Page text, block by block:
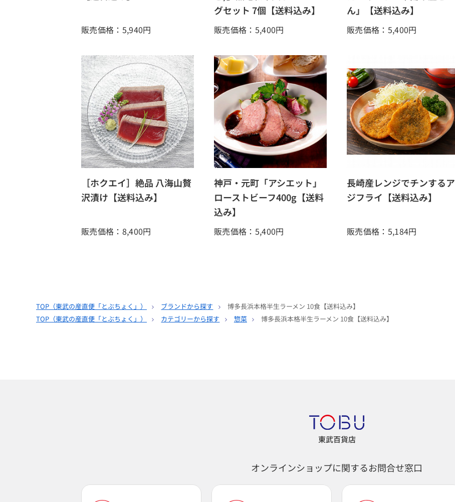
販売価格：5,940円
グセット 7個【送料込み】
販売価格：5,400円
ん」【送料込み】
販売価格：5,400円
［ホクエイ］絶品 八海山贅
沢漬け【送料込み】
販売価格：8,400円
神戸・元町「アシエット」
ローストビーフ400g【送料
込み】
販売価格：5,400円
長崎産レンジでチンするア
ジフライ【送料込み】
販売価格：5,184円
TOP（東武の産直便「とぶちょく」 ） ブランドから探す
博多長浜本格半生ラーメン 10食【送料込み】
TOP（東武の産直便「とぶちょく」 ） カテゴリーから探す 惣菜 博多長浜本格半生ラーメン 10食【送料込み】
東武百貨店
オンラインショップに関するお問合せ窓口